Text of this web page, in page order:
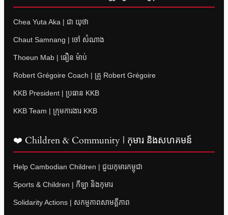
Chea Yuta Aka | ជា យុថា
Chaut Samnang | ចៅ សំណាង
Thoeun Mab | ធឿន ម៉ាប់
Robert Grégoire Coach | គ្រូ Robert Grégoire
KKB President | ប្រធាន KKB
KKB Team | ក្រុមការងារ KKB
❤️ Children & Community | កុមារ និងសហគមន៍
Help Cambodian Children | ជួយកុមារកម្ពុជា
Sports & Children | កីឡា និងកុមារ
Solidarity Actions | សកម្មភាពសាមគ្គីភាព